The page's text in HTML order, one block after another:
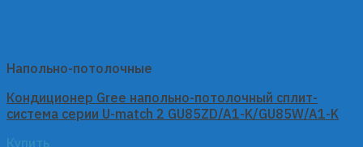
Напольно-потолочные
Кондиционер Gree напольно-потолочный сплит-
система серии U-match 2 GU85ZD/A1-K/GU85W/A1-K
Купить